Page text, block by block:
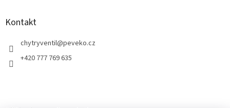
Kontakt
chytryventil@peveko.cz
+420 777 769 635